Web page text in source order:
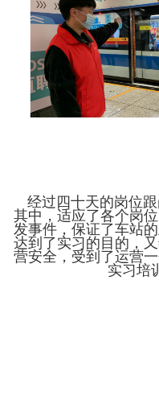
经过四十天的岗位
其中，适应了各个岗
发事件，保证了车站
达到了实习的目的，
营安全，受到了运营
实习培
苏州大学
对外
2021